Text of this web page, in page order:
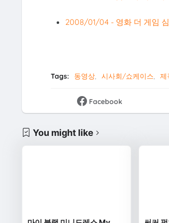
2008/01/04 - 영화 더 게임
Tags: 동영상 시사회/쇼케이스 제
Facebook
You might like